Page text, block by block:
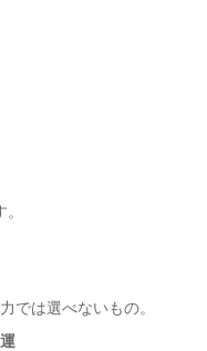
では選べないもの。